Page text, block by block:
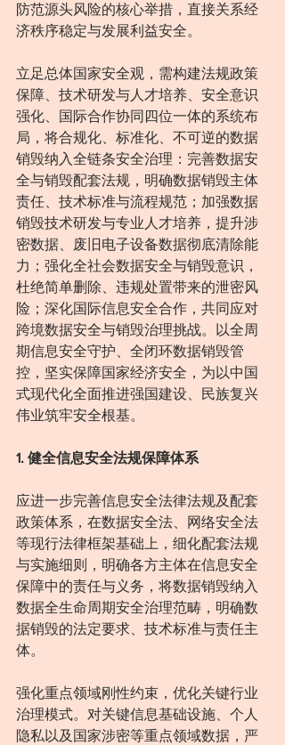
防范源头风险的核心举措，直接关系经
济秩序稳定与发展利益安全。
立足总体国家安全观，需构建法规政策
保障、技术研发与人才培养、安全意识
强化、国际合作协同四位一体的系统布
局，将合规化、标准化、不可逆的数据
销毁纳入全链条安全治理：完善数据安
全与销毁配套法规，明确数据销毁主体
责任、技术标准与流程规范；加强数据
销毁技术研发与专业人才培养，提升涉
密数据、废旧电子设备数据彻底清除能
力；强化全社会数据安全与销毁意识，
杜绝简单删除、违规处置带来的泄密风
险；深化国际信息安全合作，共同应对
跨境数据安全与销毁治理挑战。以全周
期信息安全守护、全闭环数据销毁管
控，坚实保障国家经济安全，为以中国
式现代化全面推进强国建设、民族复兴
伟业筑牢安全根基。
1. 健全信息安全法规保障体系
应进一步完善信息安全法律法规及配套
政策体系，在数据安全法、网络安全法
等现行法律框架基础上，细化配套法规
与实施细则，明确各方主体在信息安全
保障中的责任与义务，将数据销毁纳入
数据全生命周期安全治理范畴，明确数
据销毁的法定要求、技术标准与责任主
体。
强化重点领域刚性约束，优化关键行业
治理模式。对关键信息基础设施、个人
隐私以及国家涉密等重点领域数据，严